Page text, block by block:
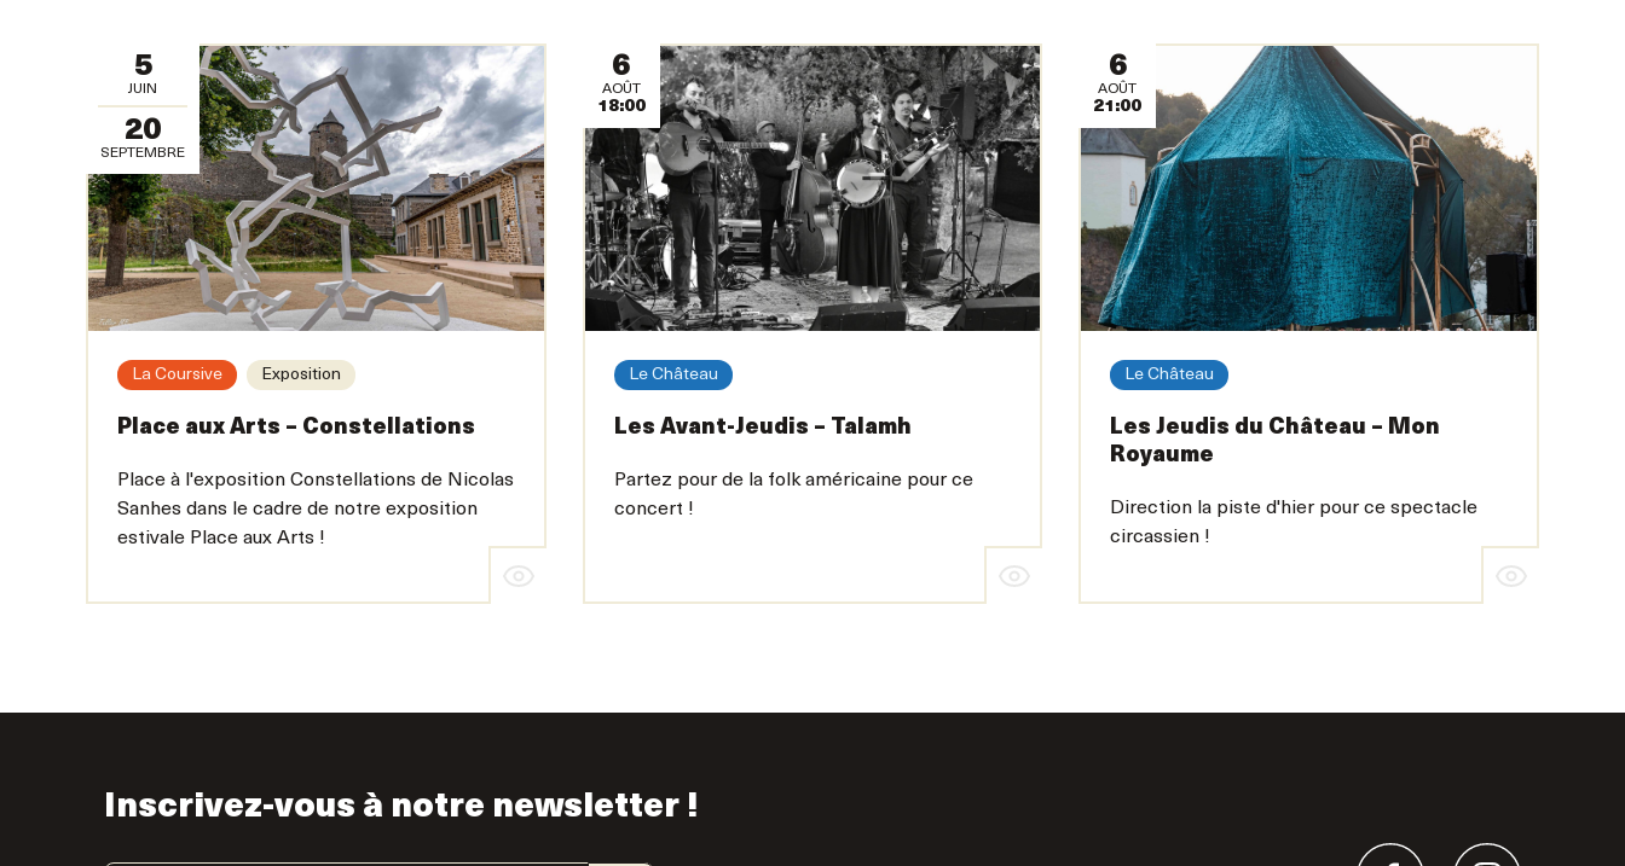
5
JUIN
20
SEPTEMBRE
La Coursive Exposition
Place aux Arts – Constellations
Place à l'exposition Constellations de Nicolas
Sanhes dans le cadre de notre exposition
estivale Place aux Arts !
6
AOÛT
18:00
Le Château
Les Avant-Jeudis – Talamh
Partez pour de la folk américaine pour ce
concert !
6
AOÛT
21:00
Le Château
Les Jeudis du Château – Mon
Royaume
Direction la piste d'hier pour ce spectacle
circassien !
Inscrivez-vous à notre newsletter !